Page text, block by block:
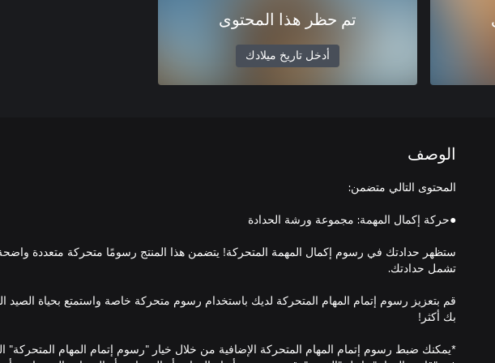
تم حظر هذا المحتوى
أدخل تاريخ ميلادك
الوصف
ستظهر حدادتك في رسوم إكمال المهمة المتحركة! يتضمن هذا المنتج رسومًا متحركة متعددة
قم بتعزيز رسوم إتمام المهام المتحركة لديك باستخدام رسوم متحركة خاصة واستمتع بحياة الصيد
*يمكنك ضبط رسوم إتمام المهام المتحركة الإضافية من خلال خيار "رسوم إتمام المهام المتحركة"